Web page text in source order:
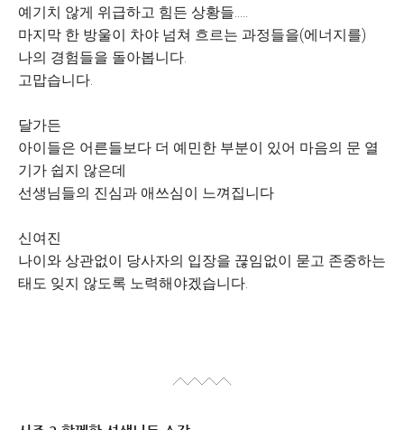
예기치 않게 위급하고 힘든 상황들.....
마지막 한 방울이 차야 넘쳐 흐르는 과정들을(에너지를)
나의 경험들을 돌아봅니다.
고맙습니다.
달가든
아이들은 어른들보다 더 예민한 부분이 있어 마음의 문 열
기가 쉽지 않은데
선생님들의 진심과 애쓰심이 느껴집니다
신여진
나이와 상관없이 당사자의 입장을 끊임없이 묻고 존중하는
태도 잊지 않도록 노력해야겠습니다.